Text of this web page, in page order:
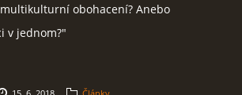
obohacení? Anebo
v jednom?"